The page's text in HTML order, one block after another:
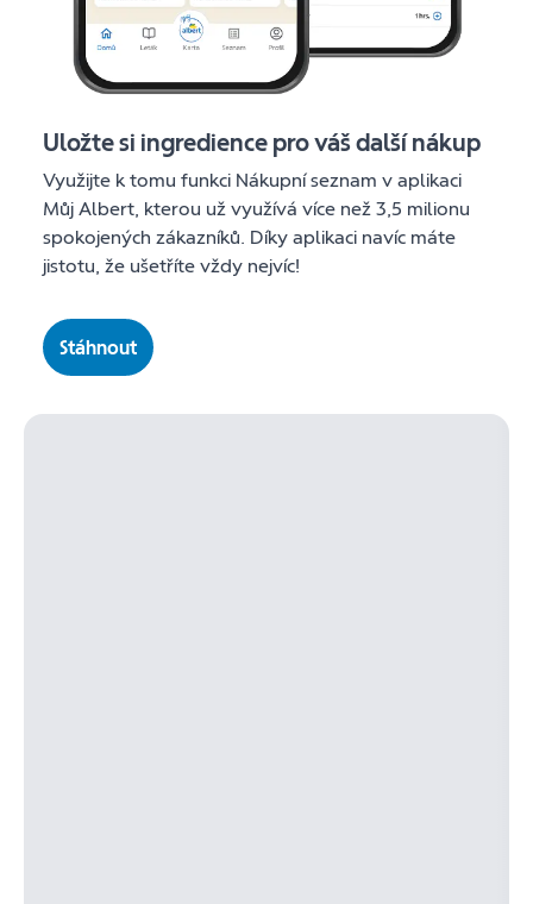
Uložte si ingredience pro váš další nákup
Využijte k tomu funkci Nákupní seznam v aplikaci
Můj Albert, kterou už využívá více než 3,5 milionu
spokojených zákazníků. Díky aplikaci navíc máte
jistotu, že ušetříte vždy nejvíc!
Stáhnout